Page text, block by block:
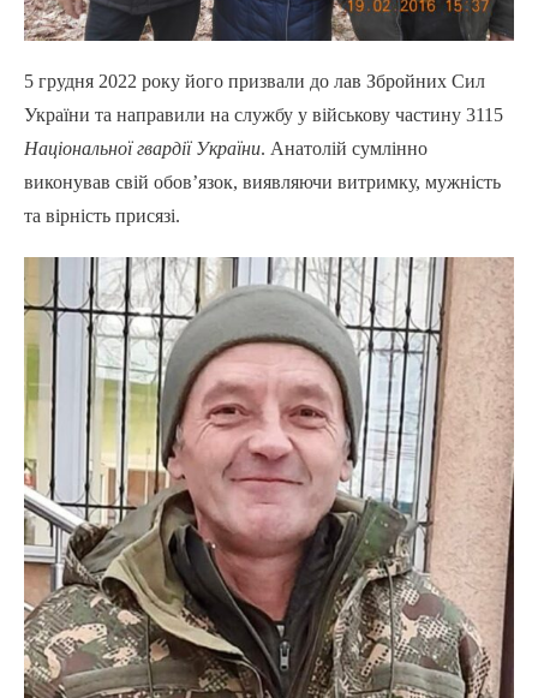
5 грудня 2022 року його призвали до лав Збройних Сил
України та направили на службу у військову частину 3115
Національної гвардії України. Анатолій сумлінно
виконував свій обов’язок, виявляючи витримку, мужність
та вірність присязі.